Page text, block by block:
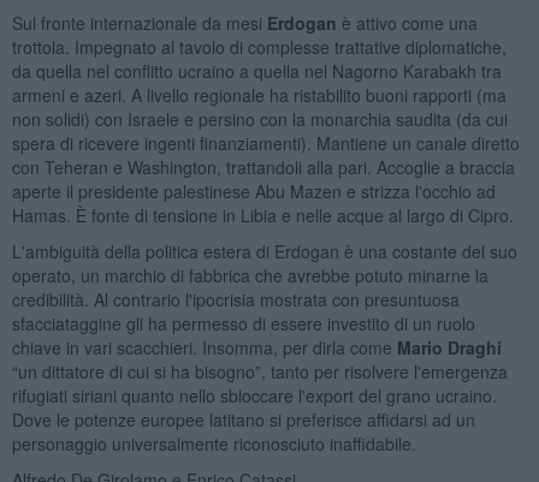
Sul fronte internazionale da mesi Erdogan è attivo come una
trottola. Impegnato al tavolo di complesse trattative diplomatiche,
da quella nel conflitto ucraino a quella nel Nagorno Karabakh tra
armeni e azeri. A livello regionale ha ristabilito buoni rapporti (ma
non solidi) con Israele e persino con la monarchia saudita (da cui
spera di ricevere ingenti finanziamenti). Mantiene un canale diretto
con Teheran e Washington, trattandoli alla pari. Accoglie a braccia
aperte il presidente palestinese Abu Mazen e strizza l'occhio ad
Hamas. È fonte di tensione in Libia e nelle acque al largo di Cipro.
L'ambiguità della politica estera di Erdogan è una costante del suo
operato, un marchio di fabbrica che avrebbe potuto minarne la
credibilità. Al contrario l'ipocrisia mostrata con presuntuosa
sfacciataggine gli ha permesso di essere investito di un ruolo
chiave in vari scacchieri. Insomma, per dirla come Mario Draghi
“un dittatore di cui si ha bisogno”, tanto per risolvere l'emergenza
rifugiati siriani quanto nello sbloccare l'export del grano ucraino.
Dove le potenze europee latitano si preferisce affidarsi ad un
personaggio universalmente riconosciuto inaffidabile.